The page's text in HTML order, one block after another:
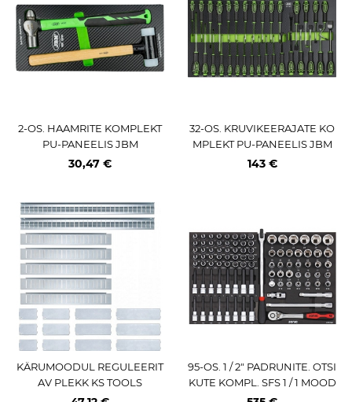
2-OS. HAAMRITE KOMPLEKT
PU-PANEELIS JBM
30,47 €
32-OS. KRUVIKEERAJATE KO
MPLEKT PU-PANEELIS JBM
143 €
KÄRUMOODUL REGULEERIT
AV PLEKK KS TOOLS
95-OS. 1 / 2" PADRUNITE. OTSI
KUTE KOMPL. SFS 1 / 1 MOOD
UL SONIC